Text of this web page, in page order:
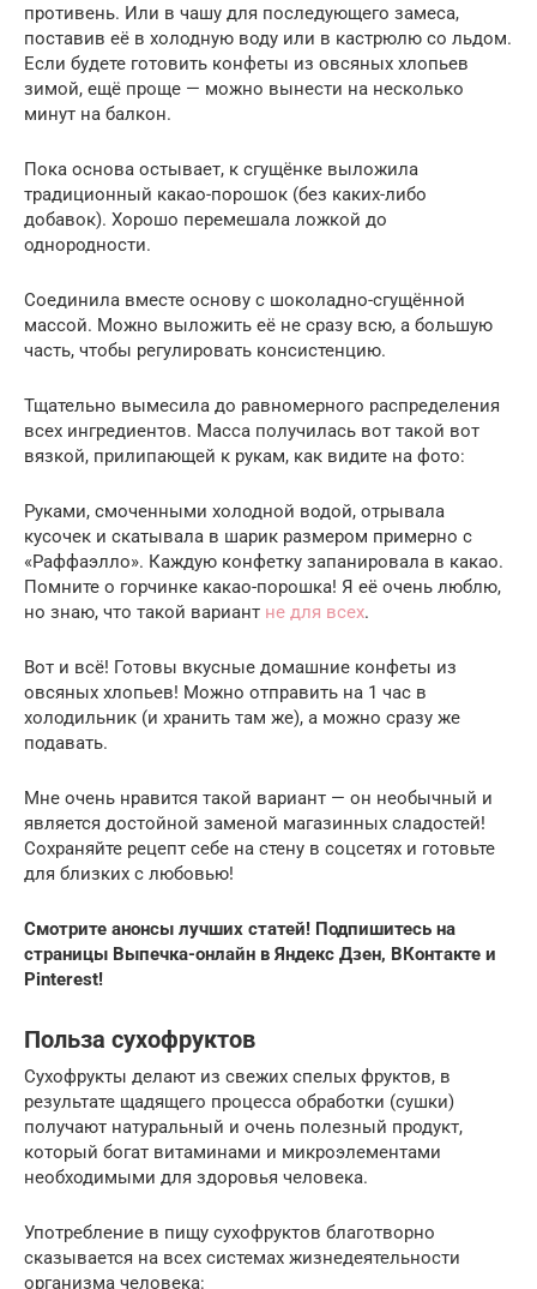
противень. Или в чашу для последующего замеса,
поставив её в холодную воду или в кастрюлю со льдом.
Если будете готовить конфеты из овсяных хлопьев
зимой, ещё проще — можно вынести на несколько
минут на балкон.
Пока основа остывает, к сгущёнке выложила
традиционный какао-порошок (без каких-либо
добавок). Хорошо перемешала ложкой до
однородности.
Соединила вместе основу с шоколадно-сгущённой
массой. Можно выложить её не сразу всю, а большую
часть, чтобы регулировать консистенцию.
Тщательно вымесила до равномерного распределения
всех ингредиентов. Масса получилась вот такой вот
вязкой, прилипающей к рукам, как видите на фото:
Руками, смоченными холодной водой, отрывала
кусочек и скатывала в шарик размером примерно с
«Раффаэлло». Каждую конфетку запанировала в какао.
Помните о горчинке какао-порошка! Я её очень люблю,
но знаю, что такой вариант не для всех.
Вот и всё! Готовы вкусные домашние конфеты из
овсяных хлопьев! Можно отправить на 1 час в
холодильник (и хранить там же), а можно сразу же
подавать.
Мне очень нравится такой вариант — он необычный и
является достойной заменой магазинных сладостей!
Сохраняйте рецепт себе на стену в соцсетях и готовьте
для близких с любовью!
Смотрите анонсы лучших статей! Подпишитесь на
страницы Выпечка-онлайн в Яндекс Дзен, ВКонтакте и
Pinterest!
Польза сухофруктов
Сухофрукты делают из свежих спелых фруктов, в
результате щадящего процесса обработки (сушки)
получают натуральный и очень полезный продукт,
который богат витаминами и микроэлементами
необходимыми для здоровья человека.
Употребление в пищу сухофруктов благотворно
сказывается на всех системах жизнедеятельности
организма человека: